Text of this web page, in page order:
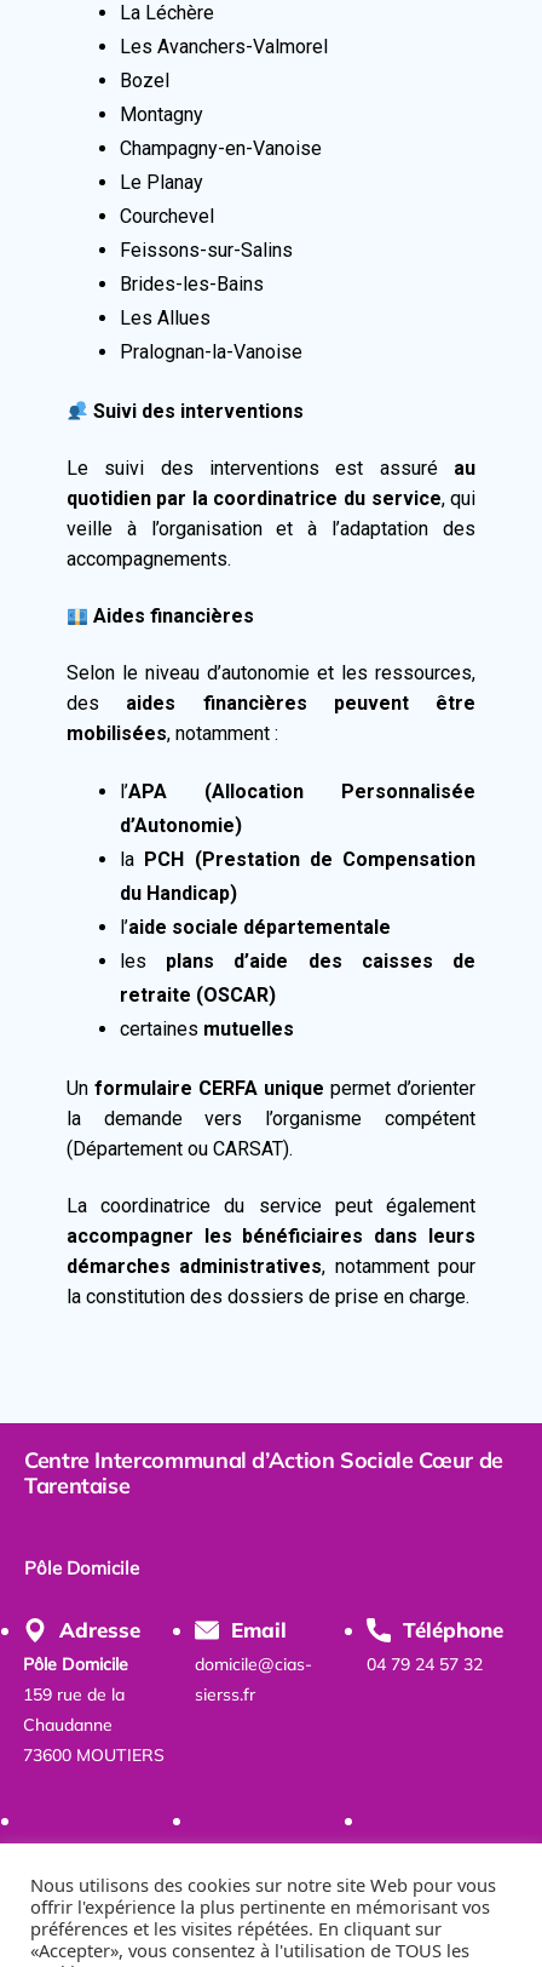
La Léchère
Les Avanchers-Valmorel
Bozel
Montagny
Champagny-en-Vanoise
Le Planay
Courchevel
Feissons-sur-Salins
Brides-les-Bains
Les Allues
Pralognan-la-Vanoise
Suivi des interventions
Le suivi des interventions est assuré au
quotidien par la coordinatrice du service, qui
veille à l’organisation et à l’adaptation des
accompagnements.
Aides financières
Selon le niveau d’autonomie et les ressources,
des aides financières peuvent être
mobilisées, notamment :
l’APA (Allocation Personnalisée
d’Autonomie)
la PCH (Prestation de Compensation
du Handicap)
l’aide sociale départementale
les plans d’aide des caisses de
retraite (OSCAR)
certaines mutuelles
Un formulaire CERFA unique permet d’orienter
la demande vers l’organisme compétent
(Département ou CARSAT).
La coordinatrice du service peut également
accompagner les bénéficiaires dans leurs
démarches administratives, notamment pour
la constitution des dossiers de prise en charge.
Centre Intercommunal d’Action Sociale Cœur de
Tarentaise
Pôle Domicile
Adresse
Pôle Domicile
159 rue de la
Chaudanne
73600 MOUTIERS
Email
domicile@cias-
sierss.fr
Téléphone
04 79 24 57 32
Nous utilisons des cookies sur notre site Web pour vous
offrir l'expérience la plus pertinente en mémorisant vos
préférences et les visites répétées. En cliquant sur
«Accepter», vous consentez à l'utilisation de TOUS les